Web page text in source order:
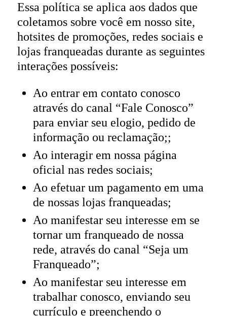
Essa política se aplica aos dados que
coletamos sobre você em nosso site,
hotsites de promoções, redes sociais e
lojas franqueadas durante as seguintes
interações possíveis:
Ao entrar em contato conosco
através do canal “Fale Conosco”
para enviar seu elogio, pedido de
informação ou reclamação;;
Ao interagir em nossa página
oficial nas redes sociais;
Ao efetuar um pagamento em uma
de nossas lojas franqueadas;
Ao manifestar seu interesse em se
tornar um franqueado de nossa
rede, através do canal “Seja um
Franqueado”;
Ao manifestar seu interesse em
trabalhar conosco, enviando seu
currículo e preenchendo o